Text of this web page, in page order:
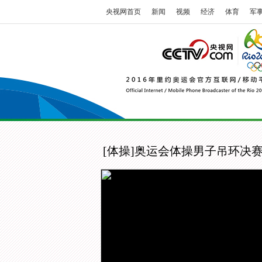
央视网首页 新闻 视频 经济 体育 军
[体操]奥运会体操男子吊环决